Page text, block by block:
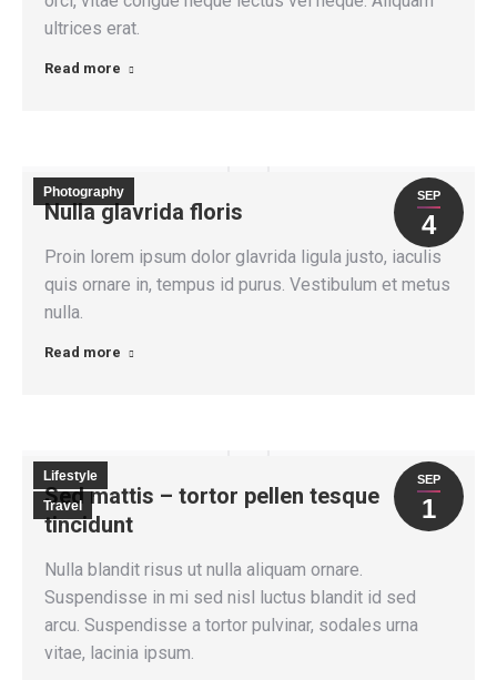
ultrices erat.
Read more
SEP
4
Photography
Nulla glavrida floris
Proin lorem ipsum dolor glavrida ligula justo, iaculis
quis ornare in, tempus id purus. Vestibulum et metus
nulla.
Read more
SEP
1
Lifestyle
Travel
Sed mattis – tortor pellen tesque
tincidunt
Nulla blandit risus ut nulla aliquam ornare.
Suspendisse in mi sed nisl luctus blandit id sed
arcu. Suspendisse a tortor pulvinar, sodales urna
vitae, lacinia ipsum.